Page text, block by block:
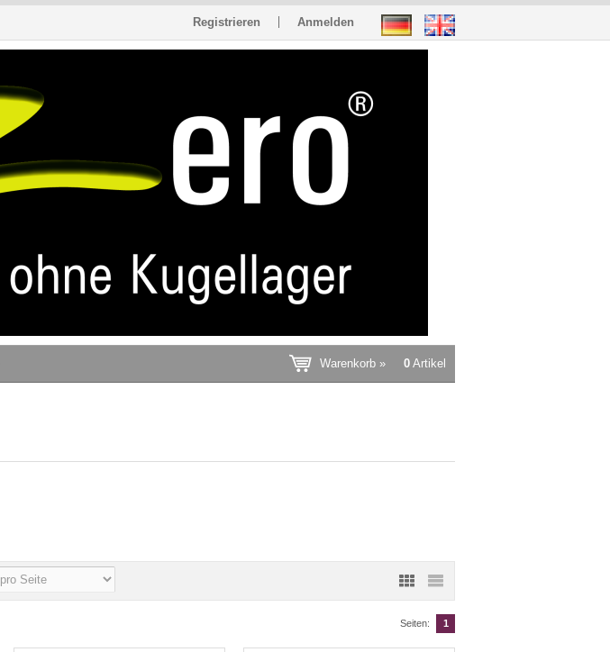
Registrieren Anmelden
Warenkorb » 0 Artikel
Seiten: 1